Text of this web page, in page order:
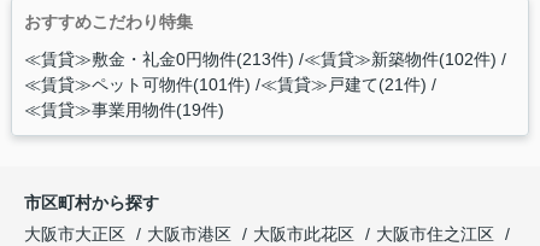
おすすめこだわり特集
≪賃貸≫敷金・礼金0円物件(213件) ≪賃貸≫新築物件(102件)
≪賃貸≫ペット可物件(101件) ≪賃貸≫戸建て(21件)
≪賃貸≫事業用物件(19件)
市区町村から探す
大阪市大正区
大阪市港区 大阪市此花区
大阪市住之江区